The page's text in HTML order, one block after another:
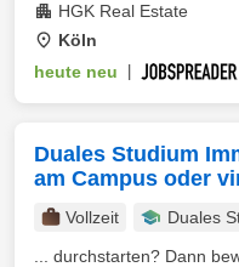
HGK Real Estate
Köln
heute neu
Duales Studium
am Campus oder
Vollzeit
Duales
... durchstarten? Dann